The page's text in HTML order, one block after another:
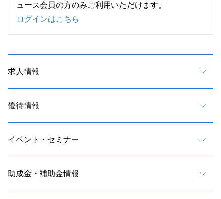
ュース会員の方のみご利用いただけます。
ログインはこちら
求人情報
優待情報
イベント・セミナー
助成金・補助金情報